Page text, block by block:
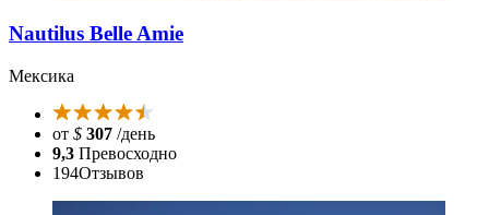
Nautilus Belle Amie
Мексика
от $ 307 /день
9,3 Превосходно
194Отзывов